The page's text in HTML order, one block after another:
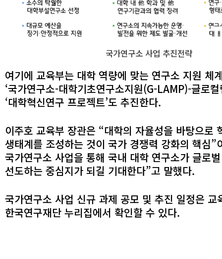
국가연구소 사업 추진전략
여기에 교육부는 대학 역량에 맞는 연구소 지원 체
‘국가연구소-대학기초연구소지원(G-LAMP)-글로
‘대학혁신연구 프로젝트’도 추진한다.
이주호 교육부 장관은 “대학의 자율성을 바탕으로
생태계를 조성하는 것이 국가 경쟁력 강화의 핵심”
국가연구소 사업을 통해 국내 대학 연구소가 글로
선도하는 중심지가 되길 기대한다”고 말했다.
국가연구소 사업 신규 과제 공모 및 추진 일정은 교
한국연구재단 누리집에서 확인할 수 있다.